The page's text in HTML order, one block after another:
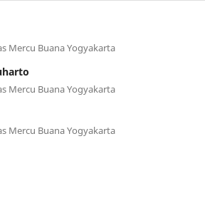
Mercu Buana Yogyakarta
Mercu Buana Yogyakarta
Mercu Buana Yogyakarta